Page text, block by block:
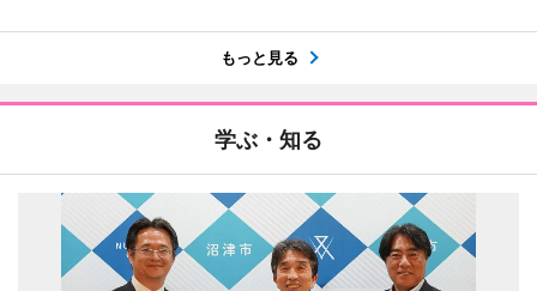
もっと見る
学ぶ・知る